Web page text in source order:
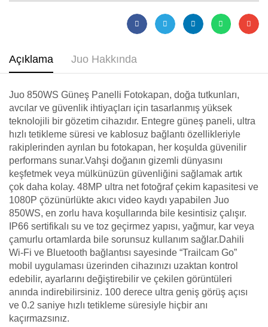
Açıklama Juo Hakkında
Juo 850WS Güneş Panelli Fotokapan, doğa tutkunları,
avcılar ve güvenlik ihtiyaçları için tasarlanmış yüksek
teknolojili bir gözetim cihazıdır. Entegre güneş paneli, ultra
hızlı tetikleme süresi ve kablosuz bağlantı özellikleriyle
rakiplerinden ayrılan bu fotokapan, her koşulda güvenilir
performans sunar.Vahşi doğanın gizemli dünyasını
keşfetmek veya mülkünüzün güvenliğini sağlamak artık
çok daha kolay. 48MP ultra net fotoğraf çekim kapasitesi ve
1080P çözünürlükte akıcı video kaydı yapabilen Juo
850WS, en zorlu hava koşullarında bile kesintisiz çalışır.
IP66 sertifikalı su ve toz geçirmez yapısı, yağmur, kar veya
çamurlu ortamlarda bile sorunsuz kullanım sağlar.Dahili
Wi-Fi ve Bluetooth bağlantısı sayesinde “Trailcam Go”
mobil uygulaması üzerinden cihazınızı uzaktan kontrol
edebilir, ayarlarını değiştirebilir ve çekilen görüntüleri
anında indirebilirsiniz. 100 derece ultra geniş görüş açısı
ve 0.2 saniye hızlı tetikleme süresiyle hiçbir anı
kaçırmazsınız.